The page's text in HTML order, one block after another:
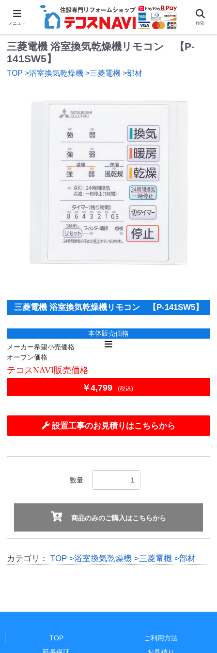
三菱電機 浴室換気乾燥機リモコン 【P-
141SW5】
TOP >浴室換気乾燥機 >三菱電機 >部材
三菱電機 浴室換気乾燥機リモコン 【P-141SW5】
本体販売価格
メーカー希望小売価格
オープン価格
テコスNAVI販売価格
￥4,799
(税込)
数量
商品のみのご購入はこちらから
カテゴリ： TOP >浴室換気乾燥機 >三菱電機 >部材
TOP
ご利用方法
メニュー 検索